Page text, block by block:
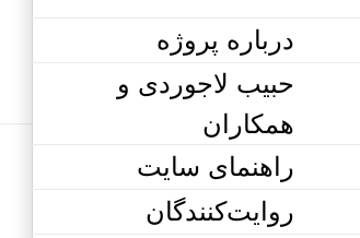
درباره پروژه
حبیب لاجوردی و
همکاران
راهنمای سایت
روایت‌کنندگان